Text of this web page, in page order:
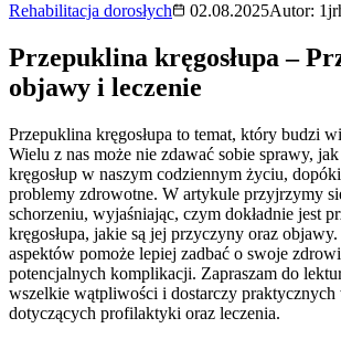
Rehabilitacja dorosłych 02.08.2025Autor:
Przepuklina kręgosłupa –
objawy i leczenie
Przepuklina kręgosłupa to temat, który budzi
Wielu z nas może nie zdawać sobie sprawy,
kręgosłup w naszym codziennym życiu,
problemy zdrowotne. W artykule przyjrzymy
schorzeniu, wyjaśniając, czym dokładnie jest
kręgosłupa, jakie są jej przyczyny oraz
aspektów pomoże lepiej zadbać o swoje
potencjalnych komplikacji. Zapraszam do
wszelkie wątpliwości i dostarczy praktycznych
dotyczących profilaktyki oraz leczenia.